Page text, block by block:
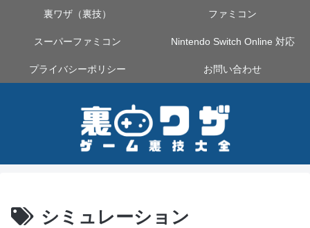
裏ワザ（裏技） ファミコン
スーパーファミコン Nintendo Switch Online 対応
プライバシーポリシー お問い合わせ
シミュレーション